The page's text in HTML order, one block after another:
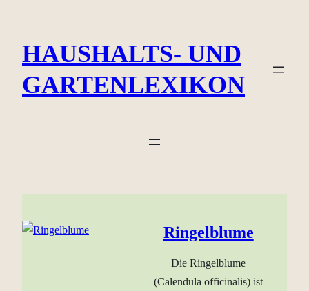
springenHAUSHALTS- UND
GARTENLEXIKON
Ringelblume
Die Ringelblume
(Calendula officinalis) ist